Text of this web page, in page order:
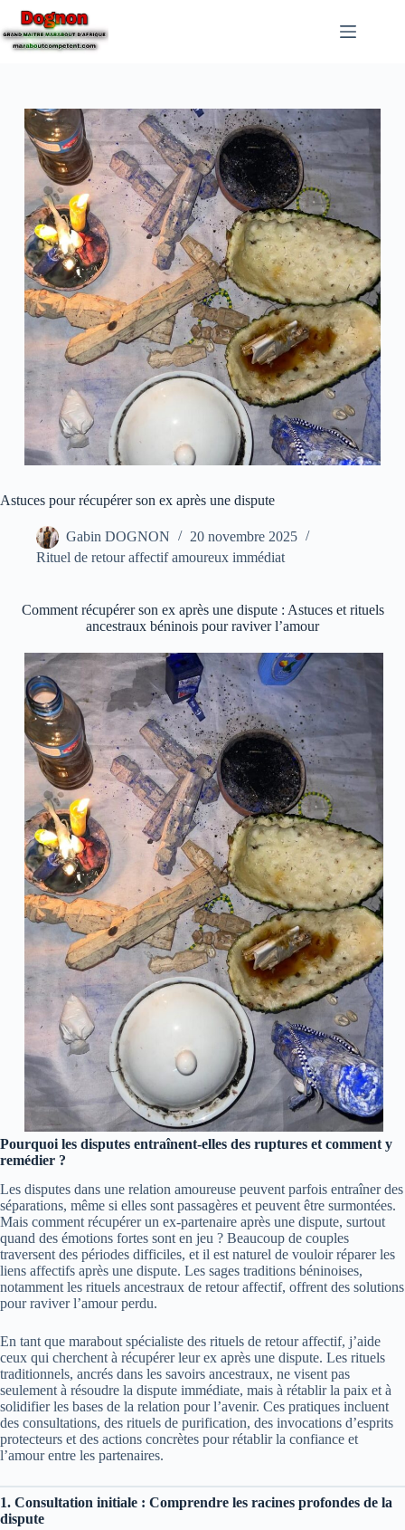
Astuces pour récupérer son ex après une dispute
Gabin DOGNON
20 novembre 2025
Rituel de retour affectif amoureux immédiat
Comment récupérer son ex après une dispute : Astuces et rituels
ancestraux béninois pour raviver l’amour
Pourquoi les disputes entraînent-elles des ruptures et comment y
remédier ?
Les disputes dans une relation amoureuse peuvent parfois entraîner des
séparations, même si elles sont passagères et peuvent être surmontées.
Mais comment récupérer un ex-partenaire après une dispute, surtout
quand des émotions fortes sont en jeu ? Beaucoup de couples
traversent des périodes difficiles, et il est naturel de vouloir réparer les
liens affectifs après une dispute. Les sages traditions béninoises,
notamment les rituels ancestraux de retour affectif, offrent des solutions
pour raviver l’amour perdu.
En tant que marabout spécialiste des rituels de retour affectif, j’aide
ceux qui cherchent à récupérer leur ex après une dispute. Les rituels
traditionnels, ancrés dans les savoirs ancestraux, ne visent pas
seulement à résoudre la dispute immédiate, mais à rétablir la paix et à
solidifier les bases de la relation pour l’avenir. Ces pratiques incluent
des consultations, des rituels de purification, des invocations d’esprits
protecteurs et des actions concrètes pour rétablir la confiance et
l’amour entre les partenaires.
1. Consultation initiale : Comprendre les racines profondes de la
dispute